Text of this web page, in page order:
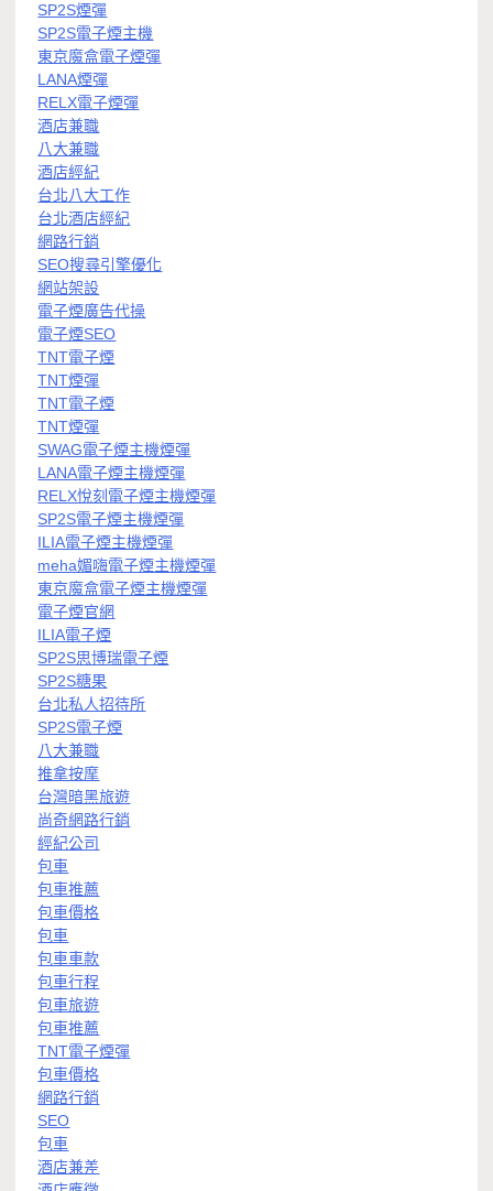
SP2S煙彈
SP2S電子煙主機
東京魔盒電子煙彈
LANA煙彈
RELX電子煙彈
酒店兼職
八大兼職
酒店經紀
台北八大工作
台北酒店經紀
網路行銷
SEO搜尋引擎優化
網站架設
電子煙廣告代操
電子煙SEO
TNT電子煙
TNT煙彈
TNT電子煙
TNT煙彈
SWAG電子煙主機煙彈
LANA電子煙主機煙彈
RELX悅刻電子煙主機煙彈
SP2S電子煙主機煙彈
ILIA電子煙主機煙彈
meha媚嗨電子煙主機煙彈
東京魔盒電子煙主機煙彈
電子煙官網
ILIA電子煙
SP2S思博瑞電子煙
SP2S糖果
台北私人招待所
SP2S電子煙
八大兼職
推拿按摩
台灣暗黑旅遊
尚奇網路行銷
經紀公司
包車
包車推薦
包車價格
包車
包車車款
包車行程
包車旅遊
包車推薦
TNT電子煙彈
包車價格
網路行銷
SEO
包車
酒店兼差